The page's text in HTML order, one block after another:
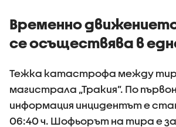
Временно
се осъществява в
Тежка катастрофа между тир
магистрала „Тракия”. По
информация инцидентът е
06:40 ч. Шофьорът на тира е